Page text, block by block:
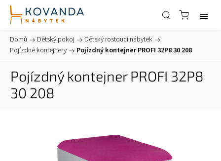
Domů / Dětský pokoj / Dětský rostoucí nábytek /
Pojízdné kontejnery / Pojízdný kontejner PROFI 32P8 30 208
Pojízdný kontejner PROFI 32P8
30 208